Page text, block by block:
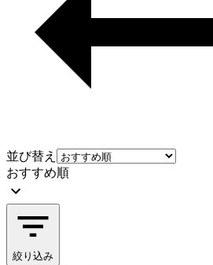
並び替え
おすすめ順
絞り込み